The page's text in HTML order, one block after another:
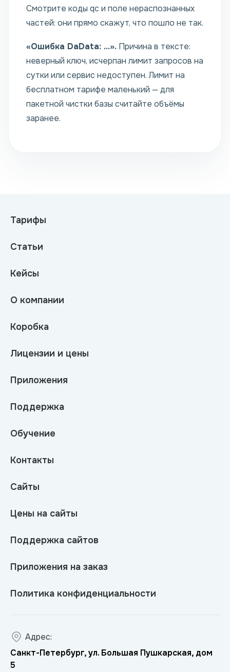
Смотрите коды qc и поле нераспознанных
частей: они прямо скажут, что пошло не так.
«Ошибка DaData: …». Причина в тексте:
неверный ключ, исчерпан лимит запросов на
сутки или сервис недоступен. Лимит на
бесплатном тарифе маленький — для
пакетной чистки базы считайте объёмы
заранее.
Тарифы
Статьи
Кейсы
О компании
Коробка
Лицензии и цены
Приложения
Поддержка
Обучение
Контакты
Сайты
Цены на сайты
Поддержка сайтов
Приложения на заказ
Политика конфиденциальности
Адрес:
Санкт-Петербург, ул. Большая Пушкарская, дом
5